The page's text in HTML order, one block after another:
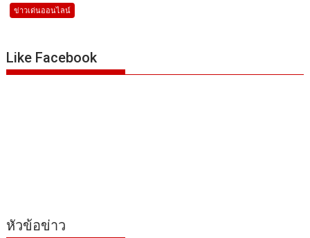
ข่าวเด่นออนไลน์
Like Facebook
หัวข้อข่าว